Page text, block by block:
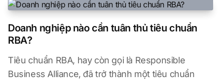
Doanh nghiệp nào cần tuân thủ tiêu chuẩn
RBA?
Tiêu chuẩn RBA, hay còn gọi là Responsible
Business Alliance, đã trở thành một tiêu chuẩn